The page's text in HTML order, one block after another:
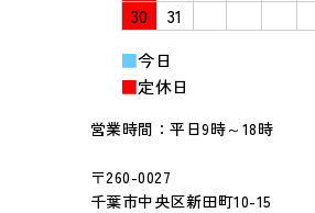
30
31
■今日
■定休日
営業時間：平日9時～18時
〒260-0027
千葉市中央区新田町10-15